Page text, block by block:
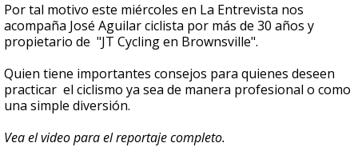
Por tal motivo este miércoles en La Entrevista nos
acompaña José Aguilar ciclista por más de 30 años y
propietario de "JT Cycling en Brownsville".
Quien tiene importantes consejos para quienes deseen
practicar el ciclismo ya sea de manera profesional o como
una simple diversión.
Vea el video para el reportaje completo.